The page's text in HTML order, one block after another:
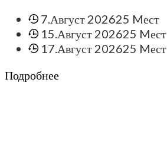
7.Август 202625 Mест
15.Август 202625 Mест
17.Август 202625 Mест
Подробнее